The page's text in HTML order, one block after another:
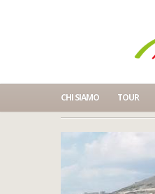
CHI SIAMO TOUR
Home Villa Erdeti